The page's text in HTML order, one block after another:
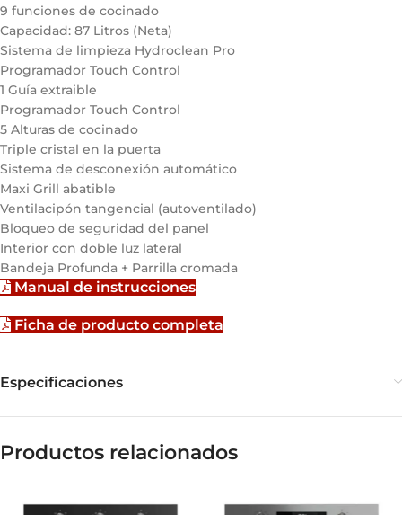
9 funciones de cocinado
Capacidad: 87 Litros (Neta)
Sistema de limpieza Hydroclean Pro
Programador Touch Control
1 Guía extraible
Programador Touch Control
5 Alturas de cocinado
Triple cristal en la puerta
Sistema de desconexión automático
Maxi Grill abatible
Ventilacipón tangencial (autoventilado)
Bloqueo de seguridad del panel
Interior con doble luz lateral
Bandeja Profunda + Parrilla cromada
Manual de instrucciones
Ficha de producto completa
Especificaciones
Productos relacionados